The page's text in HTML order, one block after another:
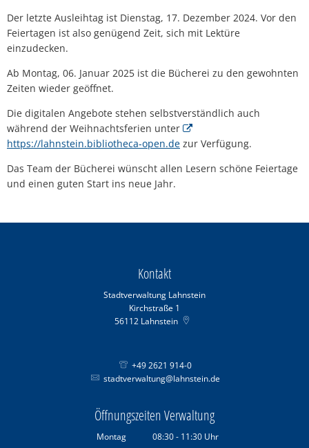
Der letzte Ausleihtag ist Dienstag, 17. Dezember 2024. Vor den
Feiertagen ist also genügend Zeit, sich mit Lektüre
einzudecken.
Ab Montag, 06. Januar 2025 ist die Bücherei zu den gewohnten
Zeiten wieder geöffnet.
Die digitalen Angebote stehen selbstverständlich auch
während der Weihnachtsferien unter
https://lahnstein.bibliotheca-open.de zur Verfügung.
Das Team der Bücherei wünscht allen Lesern schöne Feiertage
und einen guten Start ins neue Jahr.
Kontakt
Stadtverwaltung Lahnstein
Kirchstraße 1
56112 Lahnstein
+49 2621 914-0
stadtverwaltung@lahnstein.de
Öffnungszeiten Verwaltung
Montag 08:30- 11:30 Uhr